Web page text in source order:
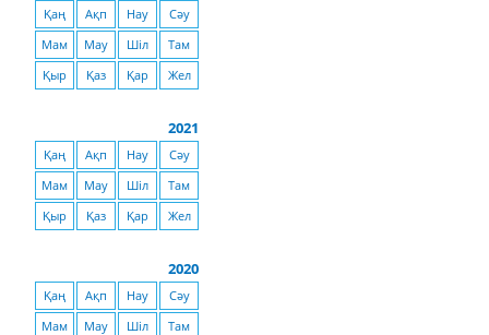
Қаң Ақп Нау
Сәу
Мам
Мау Шіл
Там
Қыр
Қаз Қар Жел
2021
Қаң Ақп Нау
Сәу
Мам
Мау Шіл
Там
Қыр
Қаз Қар Жел
2020
Қаң Ақп Нау
Сәу
Мам
Мау Шіл
Там